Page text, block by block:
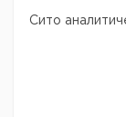
Сито